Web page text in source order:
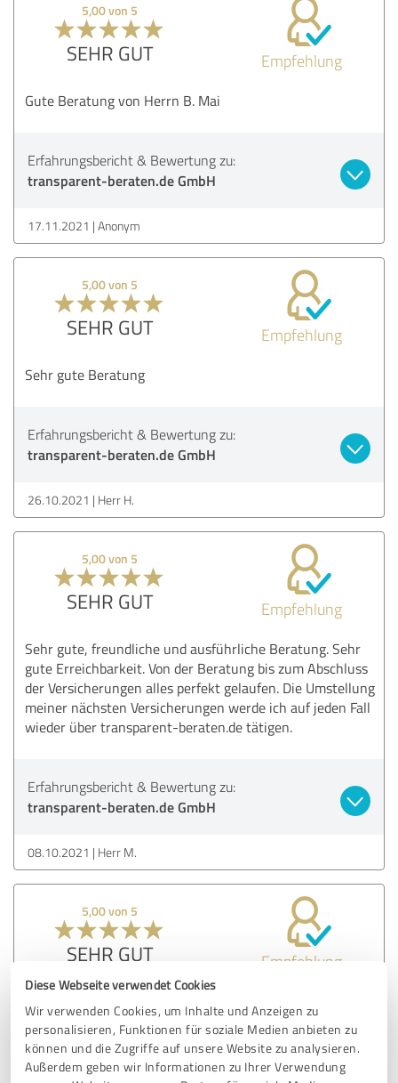
Diese Webseite verwendet Cookies
Wir verwenden Cookies, um Inhalte und Anzeigen zu
personalisieren, Funktionen für soziale Medien anbieten zu
können und die Zugriffe auf unsere Website zu analysieren.
Außerdem geben wir Informationen zu Ihrer Verwendung
5,00 von 5
SEHR GUT Empfehlung
Gute Beratung von Herrn B. Mai
Erfahrungsbericht & Bewertung zu:
transparent-beraten.de GmbH
17.11.2021 Anonym
5,00 von 5
SEHR GUT Empfehlung
Sehr gute Beratung
Erfahrungsbericht & Bewertung zu:
transparent-beraten.de GmbH
26.10.2021 Herr H.
5,00 von 5
SEHR GUT Empfehlung
Sehr gute, freundliche und ausführliche Beratung. Sehr
gute Erreichbarkeit. Von der Beratung bis zum Abschluss
der Versicherungen alles perfekt gelaufen. Die Umstellung
meiner nächsten Versicherungen werde ich auf jeden Fall
wieder über transparent-beraten.de tätigen.
Erfahrungsbericht & Bewertung zu:
transparent-beraten.de GmbH
08.10.2021 Herr M.
5,00 von 5
SEHR GUT Empfehlung
Land der begrenzten Möglichkeiten, wenn Internetseiten
selbst renommierter Firmen nicht funktionieren, oder man
in Warteschleifen verhungert. Nicht so bei transparent-